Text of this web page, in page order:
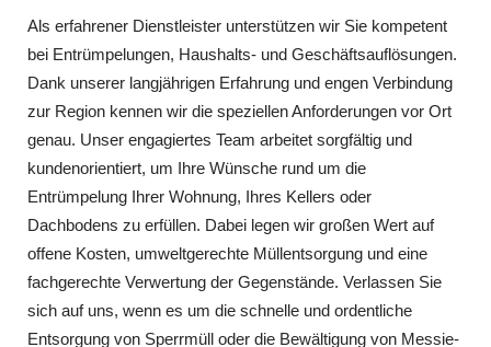
Als erfahrener Dienstleister unterstützen wir Sie kompetent
bei Entrümpelungen, Haushalts- und Geschäftsauflösungen.
Dank unserer langjährigen Erfahrung und engen Verbindung
zur Region kennen wir die speziellen Anforderungen vor Ort
genau. Unser engagiertes Team arbeitet sorgfältig und
kundenorientiert, um Ihre Wünsche rund um die
Entrümpelung Ihrer Wohnung, Ihres Kellers oder
Dachbodens zu erfüllen. Dabei legen wir großen Wert auf
offene Kosten, umweltgerechte Müllentsorgung und eine
fachgerechte Verwertung der Gegenstände. Verlassen Sie
sich auf uns, wenn es um die schnelle und ordentliche
Entsorgung von Sperrmüll oder die Bewältigung von Messie-